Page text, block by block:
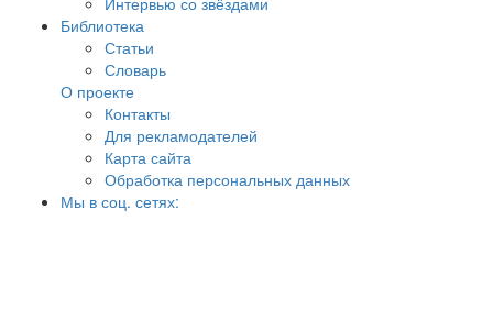
Библиотека
Статьи
Словарь
О проекте
Контакты
Для рекламодателей
Карта сайта
Обработка персональных данных
Мы в соц. сетях: